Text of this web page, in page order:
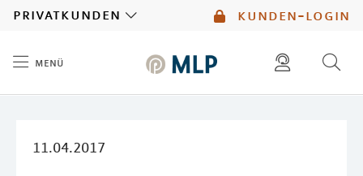
kunden-login
privatkunden
menü
11.04.2017